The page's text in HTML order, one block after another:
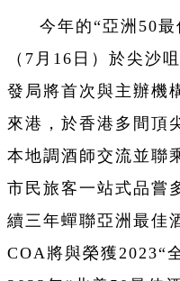
今年的“亞洲50
（7月16日）於尖沙
發局將首次與主辦機
來港，於香港多間頂
本地調酒師交流並聯
市民旅客一站式品嘗
續三年蟬聯亞洲最佳
COA將與榮獲2023“